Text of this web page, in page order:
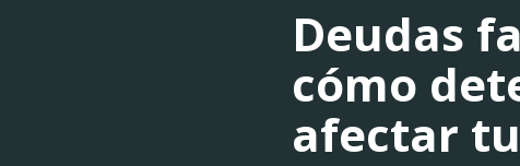
Deudas
cómo
afectar